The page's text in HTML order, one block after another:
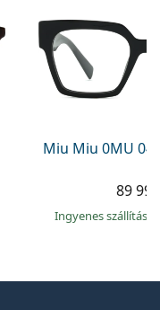
Miu Miu 0MU
89
Ingyenes szállítás